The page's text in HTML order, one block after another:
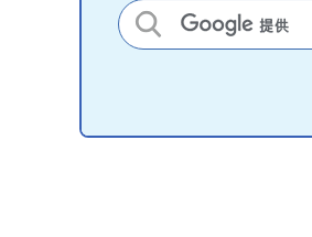
サイト内検索